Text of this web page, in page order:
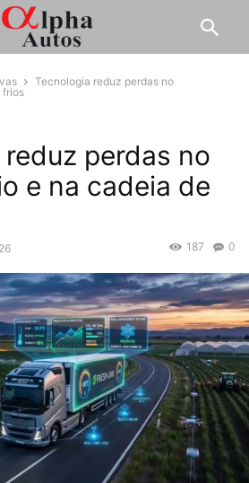
Tecnologia reduz perdas no
frios
perdas no
e na cadeia de
0
187